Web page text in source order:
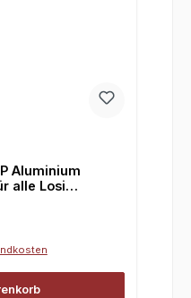
Aluminium
alle Losi